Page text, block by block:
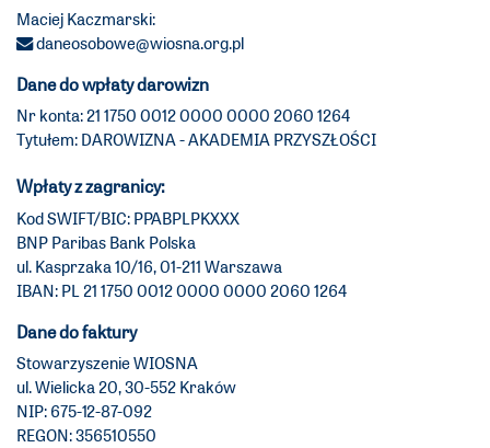
Maciej Kaczmarski:
daneosobowe@wiosna.org.pl
Dane do wpłaty darowizn
Nr konta: 21 1750 0012 0000 0000 2060 1264
Tytułem: DAROWIZNA - AKADEMIA PRZYSZŁOŚCI
Wpłaty z zagranicy:
Kod SWIFT/BIC: PPABPLPKXXX
BNP Paribas Bank Polska
ul. Kasprzaka 10/16, 01-211 Warszawa
IBAN: PL 21 1750 0012 0000 0000 2060 1264
Dane do faktury
Stowarzyszenie WIOSNA
ul. Wielicka 20, 30-552 Kraków
NIP: 675-12-87-092
REGON: 356510550